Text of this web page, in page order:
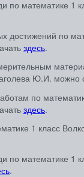
по математике 1
достижений по
здесь.
Ю.И. можно
по
здесь.
1 класс
по математике 1
.